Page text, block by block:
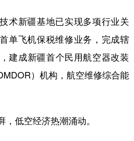
新疆基地已实现多项行业关
飞机保税维修业务，完成辖
建成新疆首个民用航空器改装
）机构，航空维修综合能
低空经济热潮涌动。